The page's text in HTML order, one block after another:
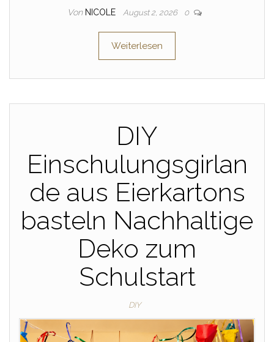
Von NICOLE August 2, 2026 0
Weiterlesen
DIY
Einschulungsgirlan
de aus Eierkartons
basteln Nachhaltige
Deko zum
Schulstart
DIY